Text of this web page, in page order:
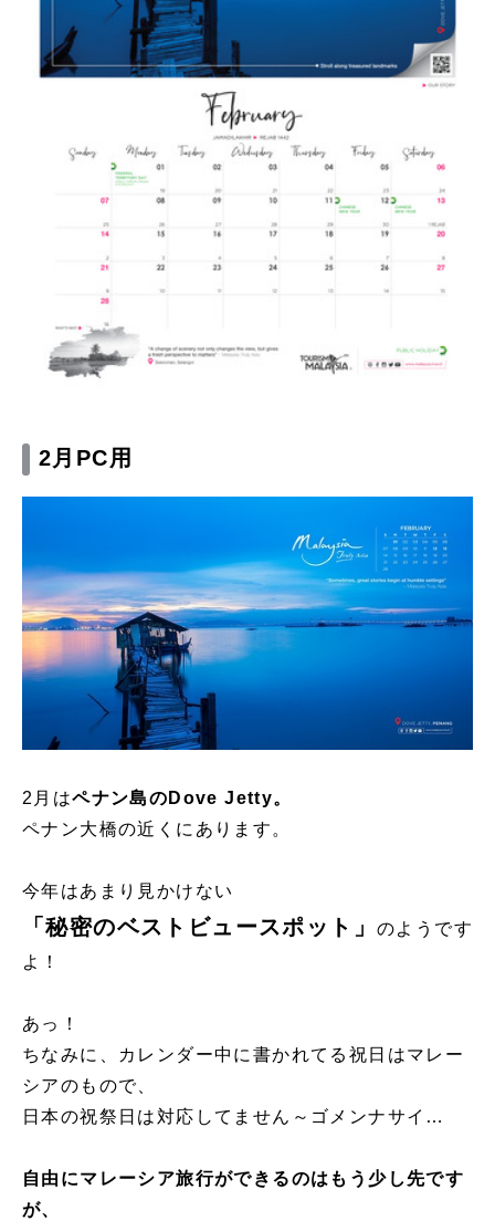
2月PC用
2月はペナン島のDove Jetty。
ペナン大橋の近くにあります。
今年はあまり見かけない
「秘密のベストビュースポット」
のようです
よ！
あっ！
ちなみに、カレンダー中に書かれてる祝日はマレー
シアのもので、
日本の祝祭日は対応してません～ゴメンナサイ…
自由にマレーシア旅行ができるのはもう少し先です
が、